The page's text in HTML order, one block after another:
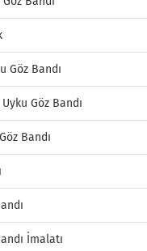
Göz Bandı
Göz Bandı
Bandı
İmalatı